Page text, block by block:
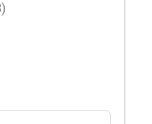
(9)